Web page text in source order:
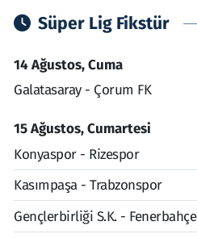
Süper Lig Fikstür
14 Ağustos, Cuma
Galatasaray - Çorum FK
15 Ağustos, Cumartesi
Konyaspor - Rizespor
Kasımpaşa - Trabzonspor
Gençlerbirliği S.K. - Fenerbahçe